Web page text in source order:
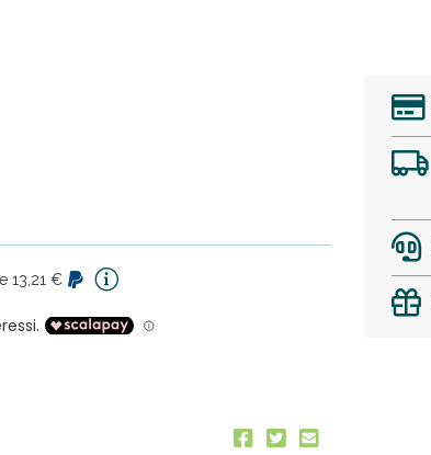
13,21 €
al 55% validi solo per OGGI!
extra fino al 50%!